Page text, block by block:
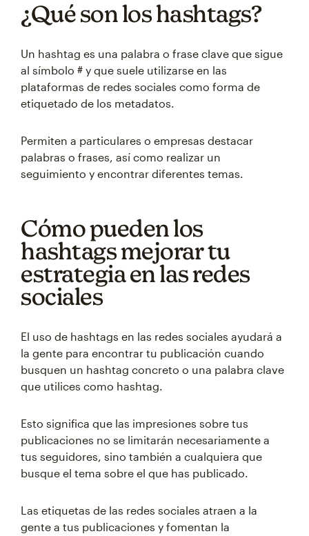
¿Qué son los hashtags?
Un hashtag es una palabra o frase clave que sigue
al símbolo # y que suele utilizarse en las
plataformas de redes sociales como forma de
etiquetado de los metadatos.
Permiten a particulares o empresas destacar
palabras o frases, así como realizar un
seguimiento y encontrar diferentes temas.
Cómo pueden los
hashtags mejorar tu
estrategia en las redes
sociales
El uso de hashtags en las redes sociales ayudará a
la gente para encontrar tu publicación cuando
busquen un hashtag concreto o una palabra clave
que utilices como hashtag.
Esto significa que las impresiones sobre tus
publicaciones no se limitarán necesariamente a
tus seguidores, sino también a cualquiera que
busque el tema sobre el que has publicado.
Las etiquetas de las redes sociales atraen a la
gente a tus publicaciones y fomentan la